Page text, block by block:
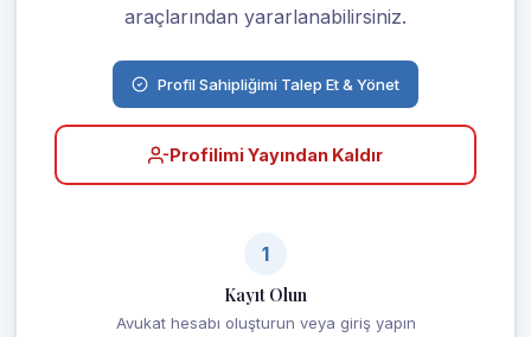
araçlarından yararlanabilirsiniz.
Profil Sahipliğimi Talep Et & Yönet
Profilimi Yayından Kaldır
1
Kayıt Olun
Avukat hesabı oluşturun veya giriş yapın